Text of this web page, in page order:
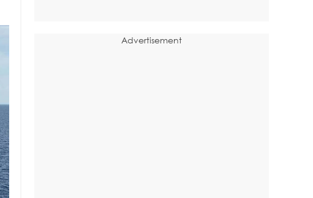
Advertisement